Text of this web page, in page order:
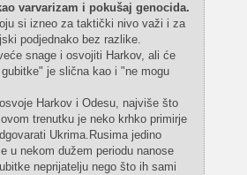
varvarizam i pokušaj genocida.
si izneo za taktički nivo važi i za
podjednako bez razlike.
snage i osvojiti Harkov, ali će
je slična kao i "ne mogu
Harkov i Odesu, najviše što
trenutku je neko krhko primirje
Ukrima.Rusima jedino
u nekom dužem periodu nanose
neprijatelju nego što ih sami